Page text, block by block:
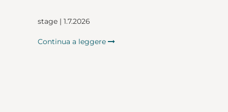
stage | 1.7.2026
Continua a leggere